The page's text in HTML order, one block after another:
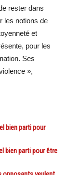
rester dans
les notions de
et
pour les
Ses
»,
bien parti pour
bien parti pour être